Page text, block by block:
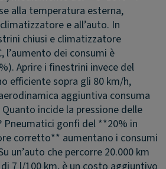
alla temperatura esterna,
e all’auto. In
chiusi e climatizzatore
l’aumento dei consumi è
Aprire i finestrini invece del
efficiente sopra gli 80 km/h,
aggiuntiva consuma
Quanto incide la pressione delle
Pneumatici gonfi del **20% in
corretto** aumentano i consumi
un’auto che percorre 20.000 km